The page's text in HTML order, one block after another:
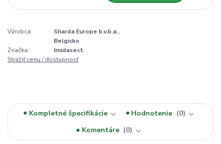
Výrobca:
Sharda Europe b.v.b.a.,
Belgicko
Značka:
Imidasect
Strážiť cenu / dostupnosť
Kompletné špecifikácie Hodnotenie
0
Komentáre
0